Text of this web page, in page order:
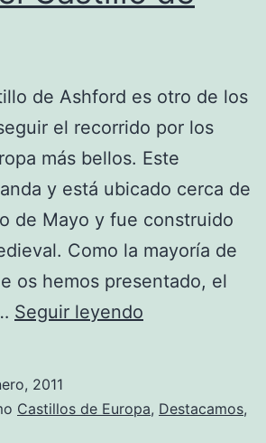
de Ashford es otro de los
el recorrido por los
más bellos. Este
y está ubicado cerca de
de Mayo y fue construido
Como la mayoría de
os hemos presentado, el
Seguir leyendo
Irlanda,
2011
Castillos de Europa, Destacamos,